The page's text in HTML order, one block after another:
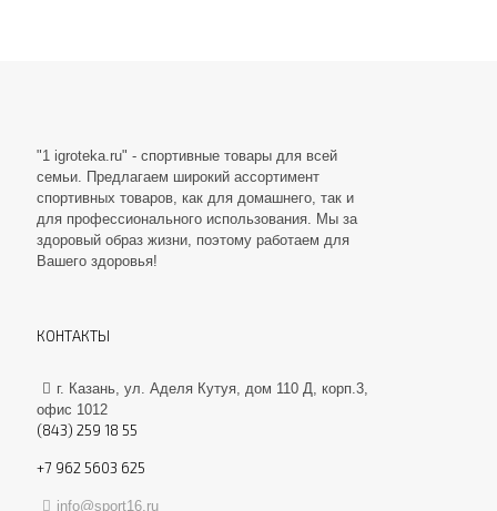
"1 igroteka.ru" - спортивные товары для всей
семьи. Предлагаем широкий ассортимент
спортивных товаров, как для домашнего, так и
для профессионального использования. Мы за
здоровый образ жизни, поэтому работаем для
Вашего здоровья!
КОНТАКТЫ
г. Казань, ул. Аделя Кутуя, дом 110 Д, корп.3,
офис 1012
(843) 259 18 55
+7 962 5603 625
info@sport16.ru